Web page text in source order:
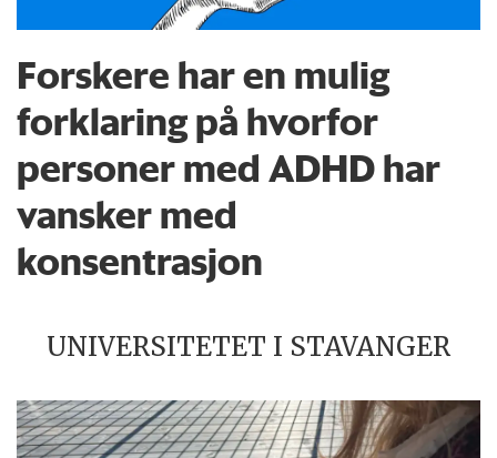
Forskere har en mulig
forklaring på hvorfor
personer med ADHD har
vansker med
konsentrasjon
UNIVERSITETET I STAVANGER